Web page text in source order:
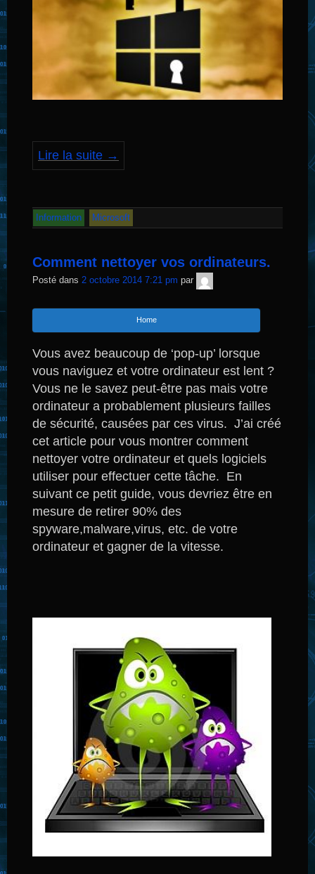
Lire la suite →
Information Microsoft
Comment nettoyer vos ordinateurs.
Posté dans 2 octobre 2014 7:21 pm par
Sécurité
Home
Vous avez beaucoup de ‘pop-up’ lorsque
vous naviguez et votre ordinateur est lent ?
Vous ne le savez peut-être pas mais votre
ordinateur a probablement plusieurs failles
de sécurité, causées par ces virus. J’ai créé
cet article pour vous montrer comment
nettoyer votre ordinateur et quels logiciels
utiliser pour effectuer cette tâche. En
suivant ce petit guide, vous devriez être en
mesure de retirer 90% des
spyware,malware,virus, etc. de votre
ordinateur et gagner de la vitesse.